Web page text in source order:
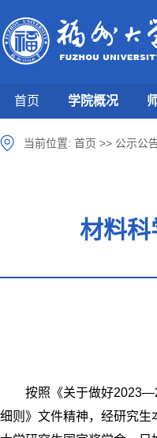
首页 学院概况
当前位置: 首页 >> 公示公
材料科
按照《关于做好
细则》文件精神，经研究